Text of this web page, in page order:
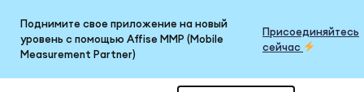
Поднимите свое приложение на новый
уровень с помощью Affise MMP (Mobile
Measurement Partner)
Присоединяйтесь
сейчас